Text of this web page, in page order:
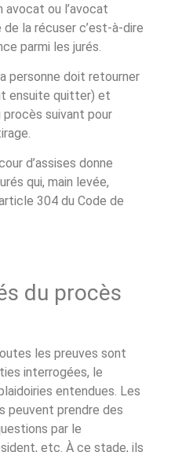
avocat ou l’avocat
la récuser c’est-à-dire
parmi les jurés.
personne doit retourner
ensuite quitter) et
procès suivant pour
d’assises donne
qui, main levée,
304 du Code de
du procès
les preuves sont
interrogées, le
entendues. Les
peuvent prendre des
par le
etc. À ce stade, ils